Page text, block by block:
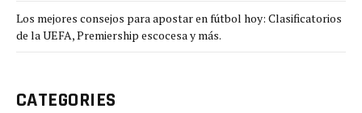
Los mejores consejos para apostar en fútbol hoy: Clasificatorios
de la UEFA, Premiership escocesa y más.
CATEGORIES